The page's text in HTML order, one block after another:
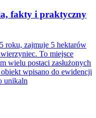
fakty i praktyczny
roku, zajmuje 5 hektarów
To miejsce
wielu postaci zasłużonych
wpisano do ewidencji
unikaln